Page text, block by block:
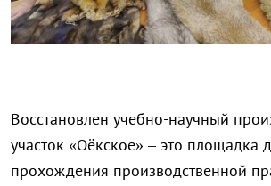
Восстановлен учебно-научный
участок «Оёкское» – это площадка
прохождения производственной